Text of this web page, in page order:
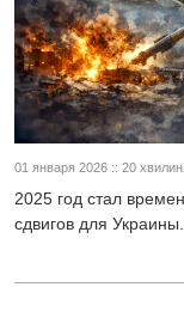
01 января 2026 :: 20
2025 год стал
сдвигов для Украины.